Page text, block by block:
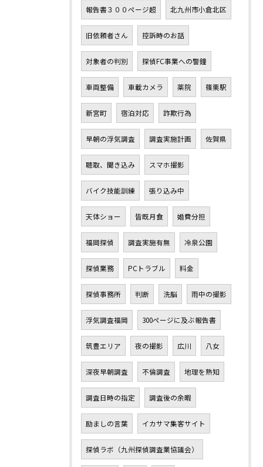
報告書３００ページ超 北九州市小倉北区
旧依頼者さん 控訴時のお話
対象者の判別 探偵FC事業への警鐘
車両整備 車載カメラ 薬院 篠栗駅
新宮町 宿泊対応 詐欺行為
早朝の浮気調査 調査実施計画 佐賀県
聴取、聞き込み スマホ撮影
バイク技能訓練 張り込み中
天体ショー 皆既月食 婚費分担
福岡探偵 調査実施有無 冷泉公園
探偵業務 PCトラブル 料金
探偵事務所 判断 洗脳 雨中の撮影
浮気調査福岡 300ページに及ぶ報告書
筑豊エリア 夜の撮影 広川 八女
深夜早朝調査 不倫調査 地理を熟知
調査日時の指定 調査後の余暇
励ましの言葉 イカサマ集客サイト
探偵ラボ（九州探偵調査業協議会）